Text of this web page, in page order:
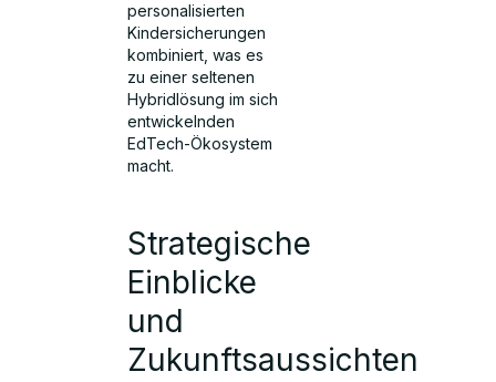
personalisierten
Kindersicherungen
kombiniert, was es
zu einer seltenen
Hybridlösung im sich
entwickelnden
EdTech-Ökosystem
macht.
Strategische
Einblicke
und
Zukunftsaussichten